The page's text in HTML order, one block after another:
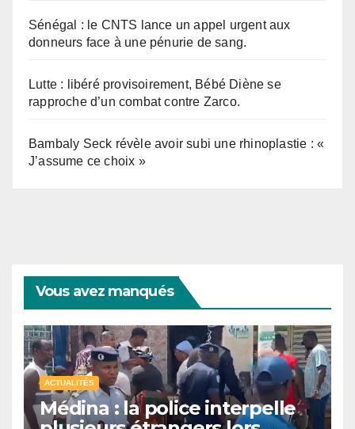
Sénégal : le CNTS lance un appel urgent aux
donneurs face à une pénurie de sang.
Lutte : libéré provisoirement, Bébé Diène se
rapproche d’un combat contre Zarco.
Bambaly Seck révèle avoir subi une rhinoplastie : «
J’assume ce choix »
Vous avez manqués
ACTUALITÉS
Médina : la police interpelle